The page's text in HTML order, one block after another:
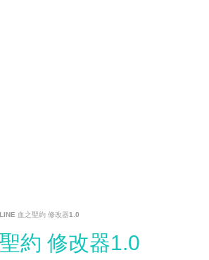
LINE 血之聖約 修改器1.0
約 修改器1.0